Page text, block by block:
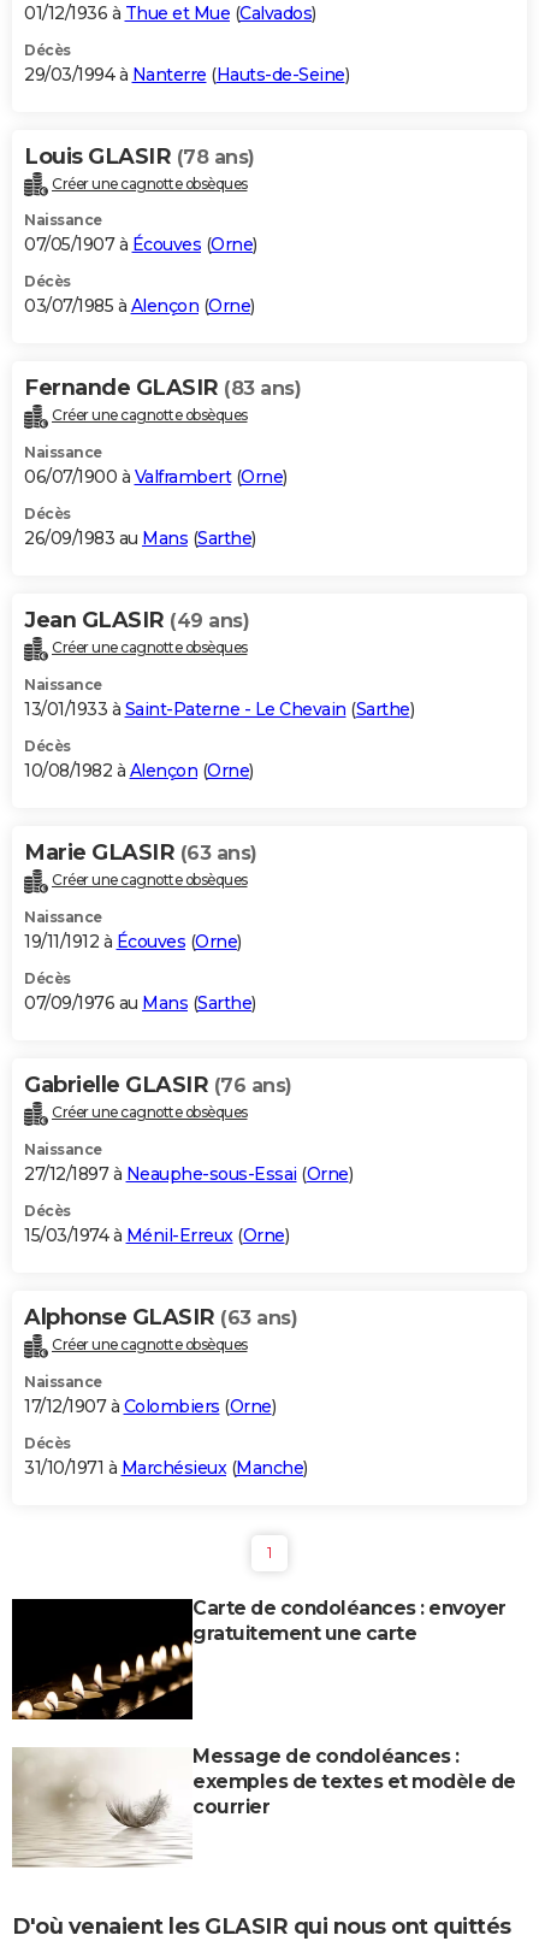
01/12/1936 à Thue et Mue (Calvados)
Décès
29/03/1994 à Nanterre (Hauts-de-Seine)
Louis GLASIR (78 ans)
Créer une cagnotte obsèques
Naissance
07/05/1907 à Écouves (Orne)
Décès
03/07/1985 à Alençon (Orne)
Fernande GLASIR (83 ans)
Créer une cagnotte obsèques
Naissance
06/07/1900 à Valframbert(Orne)
Décès
26/09/1983 au Mans (Sarthe)
Jean GLASIR (49 ans)
Créer une cagnotte obsèques
Naissance
13/01/1933 à Saint-Paterne - Le Chevain (Sarthe)
Décès
10/08/1982 à Alençon (Orne)
Marie GLASIR (63 ans)
Créer une cagnotte obsèques
Naissance
19/11/1912 à Écouves (Orne)
Décès
07/09/1976 au Mans (Sarthe)
Gabrielle GLASIR (76 ans)
Créer une cagnotte obsèques
Naissance
27/12/1897 à Neauphe-sous-Essai (Orne)
Décès
15/03/1974 à Ménil-Erreux(Orne)
Alphonse GLASIR (63 ans)
Créer une cagnotte obsèques
Naissance
17/12/1907 à Colombiers (Orne)
Décès
31/10/1971 à Marchésieux(Manche)
1
Carte de condoléances : envoyer
gratuitement une carte
Message de condoléances :
exemples de textes et modèle de
courrier
D'où venaient les GLASIR qui nous ont quittés